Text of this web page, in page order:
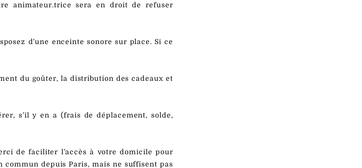
animateur.trice sera en droit de refuser
d’une enceinte sonore sur place. Si ce
du goûter, la distribution des cadeaux et
s’il y en a (frais de déplacement, solde,
de faciliter l’accès à votre domicile pour
depuis Paris, mais ne suffisent pas